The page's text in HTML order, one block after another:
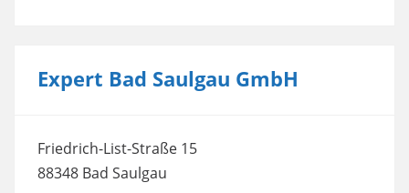
Expert Bad Saulgau GmbH
Friedrich-List-Straße 15
88348 Bad Saulgau